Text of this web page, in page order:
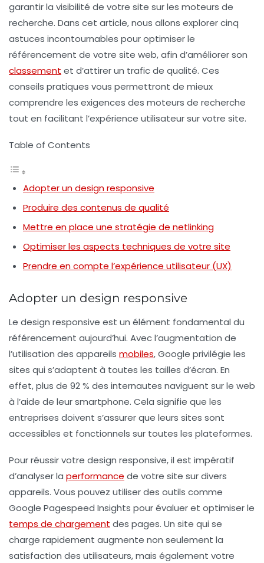
garantir la visibilité de votre site sur les moteurs de
recherche. Dans cet article, nous allons explorer cinq
astuces incontournables pour optimiser le
référencement de votre site web, afin d’améliorer son
classement et d’attirer un trafic de qualité. Ces
conseils pratiques vous permettront de mieux
comprendre les exigences des moteurs de recherche
tout en facilitant l’expérience utilisateur sur votre site.
Table of Contents
Adopter un design responsive
Produire des contenus de qualité
Mettre en place une stratégie de netlinking
Optimiser les aspects techniques de votre site
Prendre en compte l’expérience utilisateur (UX)
Adopter un design responsive
Le design responsive est un élément fondamental du
référencement aujourd’hui. Avec l’augmentation de
l’utilisation des appareils mobiles, Google privilégie les
sites qui s’adaptent à toutes les tailles d’écran. En
effet,plus de 92 % des internautes naviguent sur le web
à l’aide de leur smartphone. Cela signifie que les
entreprises doivent s’assurer que leurs sites sont
accessibles et fonctionnels sur toutes les plateformes.
Pour réussir votre design responsive, il est impératif
d’analyser la performance de votre site sur divers
appareils. Vous pouvez utiliser des outils comme
Google Pagespeed Insights pour évaluer et optimiser le
temps de chargement des pages. Un site qui se
charge rapidement augmente non seulement la
satisfaction des utilisateurs, mais également votre